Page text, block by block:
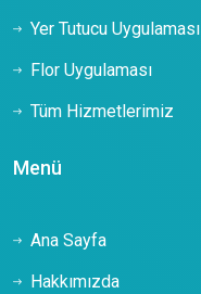
Yer Tutucu Uygulaması
Flor Uygulaması
Tüm Hizmetlerimiz
Menü
Ana Sayfa
Hakkımızda